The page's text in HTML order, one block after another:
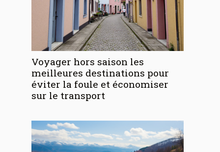
Voyager hors saison les
meilleures destinations pour
éviter la foule et économiser
sur le transport